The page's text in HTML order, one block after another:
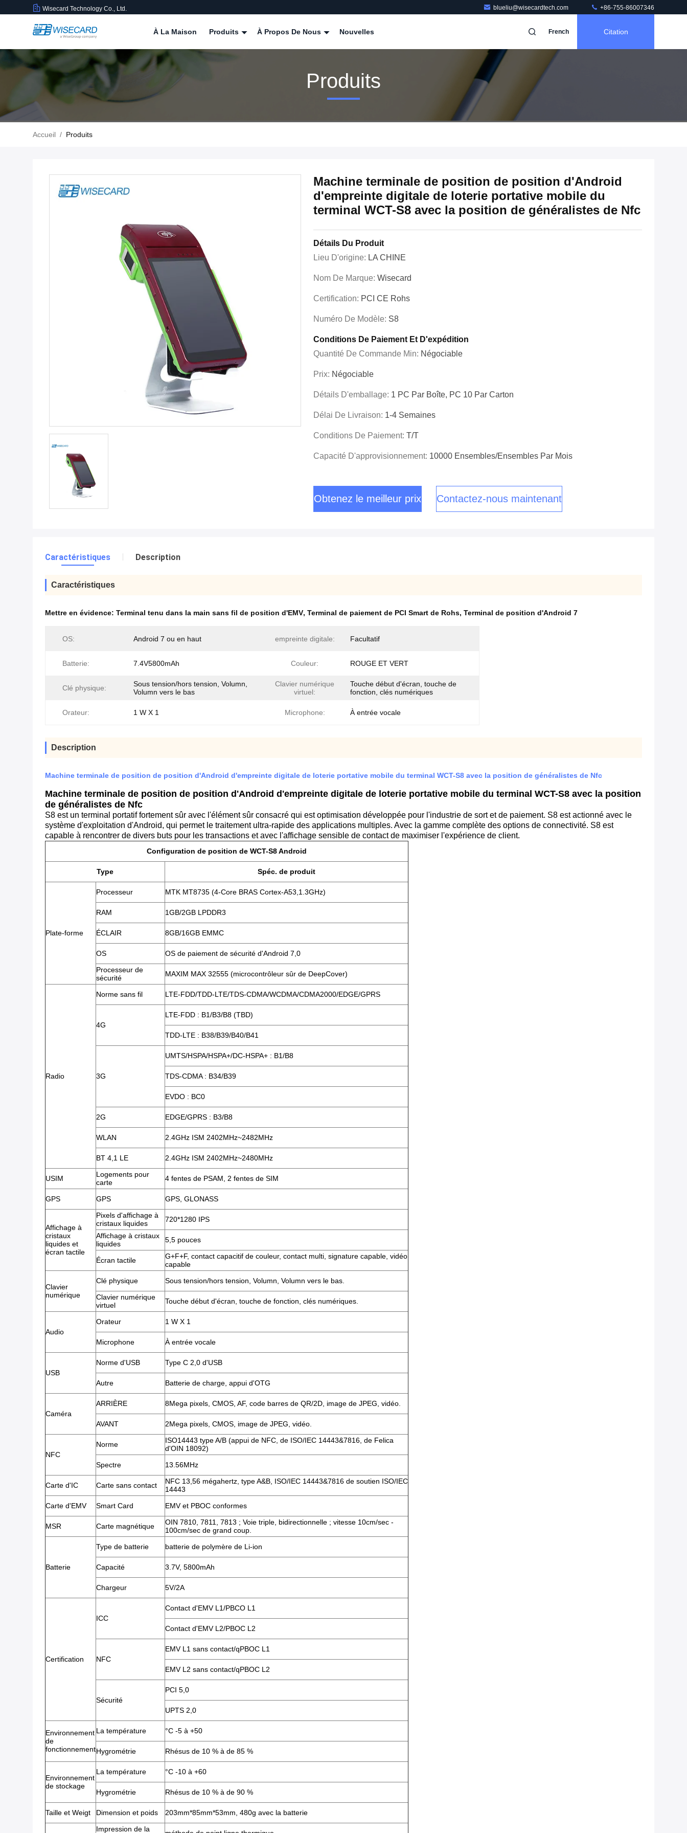
Wisecard Technology Co., Ltd. blueliu@wisecardtech.com +86-755-86007346
À La Maison Produits À Propos De Nous Nouvelles French Citation
Produits
Accueil / Produits
Machine terminale de position de position d'Android
d'empreinte digitale de loterie portative mobile du
terminal WCT-S8 avec la position de généralistes de Nfc
Détails Du Produit
Lieu D'origine: LA CHINE
Nom De Marque: Wisecard
Certification: PCI CE Rohs
Numéro De Modèle: S8
Conditions De Paiement Et D'expédition
Quantité De Commande Min: Négociable
Prix: Négociable
Détails D'emballage: 1 PC Par Boîte, PC 10 Par Carton
Délai De Livraison: 1-4 Semaines
Conditions De Paiement: T/T
Capacité D'approvisionnement: 10000 Ensembles/ensembles Par Mois
Obtenez le meilleur prix Contactez-nous maintenant
Caractéristiques Description
Caractéristiques
Mettre en évidence: Terminal tenu dans la main sans fil de position d'EMV, Terminal de paiement de PCI Smart de Rohs, Terminal de position d'Android 7
OS: Android 7 ou en haut empreinte digitale: Facultatif
Batterie: 7.4V5800mAh Couleur: ROUGE ET VERT
Clé physique:
Sous tension/hors tension, Volumn,
Volumn vers le bas
Clavier numérique
virtuel:
Touche début d'écran, touche de
fonction, clés numériques
Orateur: 1 W X 1 Microphone: À entrée vocale
Description
Machine terminale de position de position d'Android d'empreinte digitale de loterie portative mobile du terminal WCT-S8 avec la position de généralistes de Nfc
Machine terminale de position de position d'Android d'empreinte digitale de loterie portative mobile du terminal WCT-S8 avec la position
de généralistes de Nfc
S8 est un terminal portatif fortement sûr avec l'élément sûr consacré qui est optimisation développée pour l'industrie de sort et de paiement. S8 est actionné avec le
système d'exploitation d'Android, qui permet le traitement ultra-rapide des applications multiples. Avec la gamme complète des options de connectivité. S8 est
capable à rencontrer de divers buts pour les transactions et avec l'affichage sensible de contact de maximiser l'expérience de client.
Configuration de position de WCT-S8 Android
Type Spéc. de produit
Plate-forme
Processeur MTK MT8735 (4-Core BRAS Cortex-A53,1.3GHz)
RAM 1GB/2GB LPDDR3
ÉCLAIR 8GB/16GB EMMC
OS
OS de paiement de sécurité d'Android 7,0
Processeur de
sécurité
MAXIM MAX 32555 (microcontrôleur sûr de DeepCover)
Radio
Norme sans fil LTE-FDD/TDD-LTE/TDS-CDMA/WCDMA/CDMA2000/EDGE/GPRS
4G
LTE-FDD : B1/B3/B8 (TBD)
TDD-LTE : B38/B39/B40/B41
3G
UMTS/HSPA/HSPA+/DC-HSPA+ : B1/B8
TDS-CDMA : B34/B39
EVDO : BC0
2G EDGE/GPRS : B3/B8
WLAN 2.4GHz ISM 2402MHz~2482MHz
BT 4,1 LE 2.4GHz ISM 2402MHz~2480MHz
USIM
Logements pour
carte
4 fentes de PSAM, 2 fentes de SIM
GPS GPS GPS, GLONASS
Affichage à
cristaux
liquides et
écran tactile
Pixels d'affichage à
cristaux liquides
720*1280 IPS
Affichage à cristaux
liquides
5,5 pouces
Écran tactile
G+F+F, contact capacitif de couleur, contact multi, signature capable, vidéo
capable
Clavier
numérique
Clé physique
Sous tension/hors tension, Volumn, Volumn vers le bas.
Clavier numérique
virtuel
Touche début d'écran, touche de fonction, clés numériques.
Audio
Orateur 1 W X 1
Microphone À entrée vocale
USB
Norme d'USB Type C 2,0 d'USB
Autre Batterie de charge, appui d'OTG
Caméra
ARRIÈRE 8Mega pixels, CMOS, AF, code barres de QR/2D, image de JPEG, vidéo.
AVANT 2Mega pixels, CMOS, image de JPEG, vidéo.
NFC
Norme
ISO14443 type A/B (appui de NFC, de ISO/IEC 14443&7816, de Felica
d'OIN 18092)
Spectre
13.56MHz
Carte d'IC Carte sans contact
NFC 13,56 mégahertz, type A&B, ISO/IEC 14443&7816 de soutien ISO/IEC
14443
Carte d'EMV
Smart Card EMV et PBOC conformes
MSR Carte magnétique
OIN 7810, 7811, 7813 ; Voie triple, bidirectionnelle ; vitesse 10cm/sec -
100cm/sec de grand coup.
Batterie
Type de batterie batterie de polymère de Li-ion
Capacité 3.7V, 5800mAh
Chargeur 5V/2A
Certification
ICC
Contact d'EMV L1/PBCO L1
Contact d'EMV L2/PBOC L2
NFC
EMV L1 sans contact/qPBOC L1
EMV L2 sans contact/qPBOC L2
Sécurité
PCI 5,0
UPTS 2,0
Environnement
de
fonctionnement
La température °C -5 à +50
Hygrométrie Rhésus de 10 % à de 85 %
Environnement
de stockage
La température °C -10 à +60
Hygrométrie Rhésus de 10 % à de 90 %
Taille et Weigt Dimension et poids
203mm*85mm*53mm, 480g avec la batterie
Impression de la